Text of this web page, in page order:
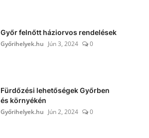
Győr felnőtt háziorvos rendelések
Győrihelyek.hu Jún 3, 2024 0
Fürdőzési lehetőségek Győrben
és környékén
Győrihelyek.hu Jún 2, 2024 0